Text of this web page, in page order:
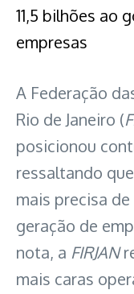
11,5 bilhões ao
empresas
A Federação
Rio de Janeiro (
posicionou
ressaltando
mais precisa
geração de
nota, a FIRJAN
mais caras